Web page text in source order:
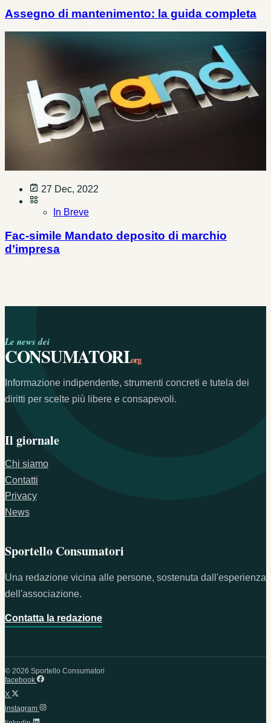
Assegno di mantenimento: la guida completa
27 Dec, 2022
In Breve
Fac-simile Mandato deposito di marchio
d’impresa
Le news dei
CONSUMATORI.org
Informazione indipendente, strumenti concreti e tutela dei
diritti per scelte più libere e consapevoli.
Il giornale
Chi siamo
Contatti
Privacy
News
Sportello Consumatori
Una redazione vicina alle persone, sostenuta dall'esperienza
dell'associazione.
Contatta la redazione
© 2026 Sportello Consumatori
facebook
X
instagram